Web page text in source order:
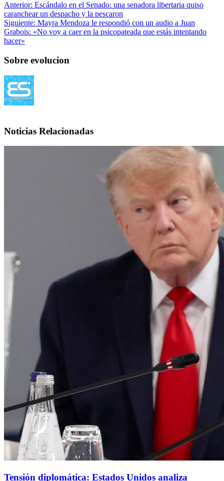
Anterior: Escándalo en el Senado: una senadora libertaria quiso
caranchear un despacho y la pescaron
Siguiente: Mayra Mendoza le respondió con un audio a Juan
Grabois: «No voy a caer en la psicopateada que estás intentando
hacer»
Sobre evolucion
Noticias Relacionadas
Tensión diplomática: Estados Unidos analiza